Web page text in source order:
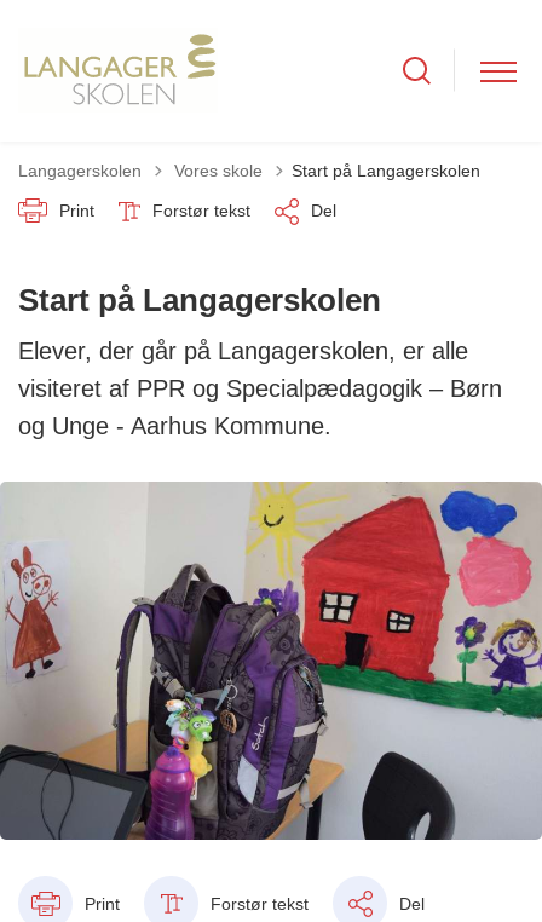
Langagerskolen Tilbage til
Vores skole Start på Langagerskolen
Print Forstør tekst Del
Start på Langagerskolen
Elever, der går på Langagerskolen, er alle
visiteret af PPR og Specialpædagogik – Børn
og Unge - Aarhus Kommune.
Print Forstør tekst Del